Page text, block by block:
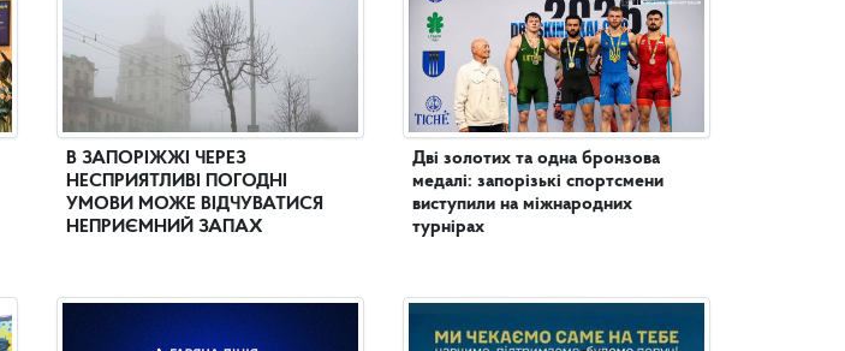
В ЗАПОРІЖЖІ ЧЕРЕЗ
НЕСПРИЯТЛИВІ ПОГОДНІ
УМОВИ МОЖЕ ВІДЧУВАТИСЯ
НЕПРИЄМНИЙ ЗАПАХ
Дві золотих та одна бронзова
медалі: запорізькі спортсмени
виступили на міжнародних
турнірах